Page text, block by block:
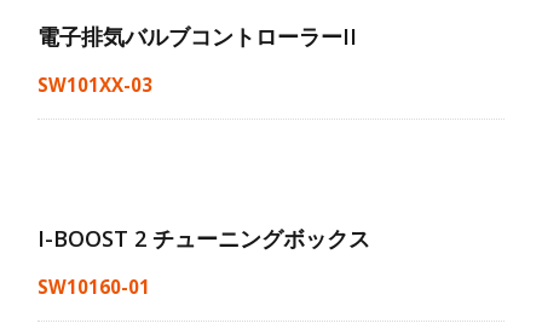
電子排気バルブコントローラーII
SW101XX-03
I-BOOST 2 チューニングボックス
SW10160-01